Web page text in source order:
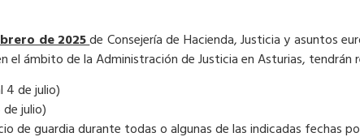
de 2025de Consejería de Hacienda, Justicia y asuntos
el ámbito de la Administración de Justicia en Asturias, tendrán
4 de julio)
julio)
de guardia durante todas o algunas de las indicadas fechas